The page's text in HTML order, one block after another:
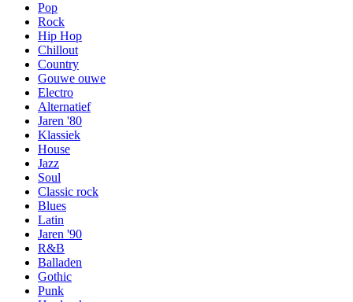
Pop
Rock
Hip Hop
Chillout
Country
Gouwe ouwe
Electro
Alternatief
Jaren '80
Klassiek
House
Jazz
Soul
Classic rock
Blues
Latin
Jaren '90
R&B
Balladen
Gothic
Punk